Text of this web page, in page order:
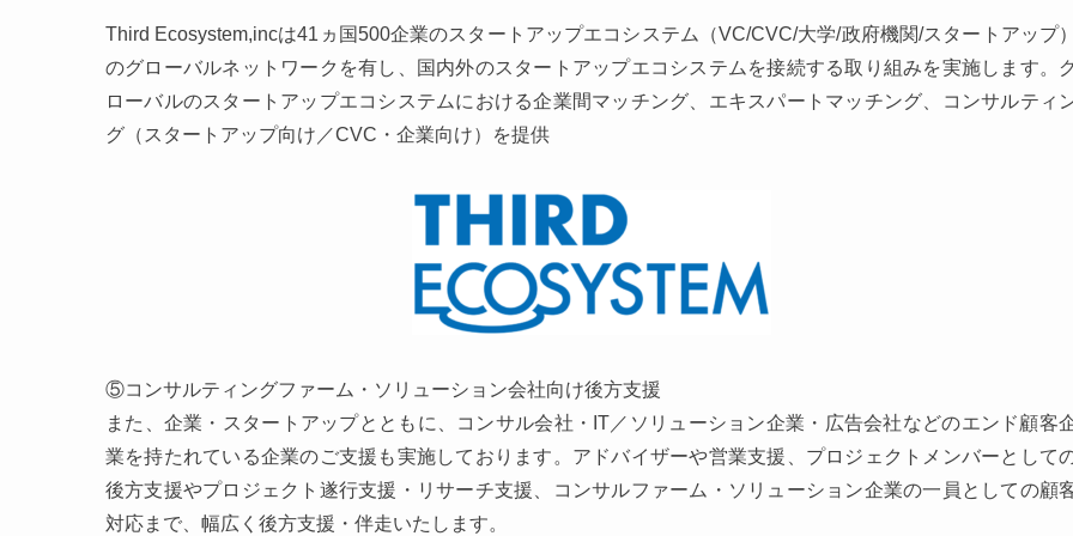
Third Ecosystem,incは41ヵ国500企業のスタートアップエコシステム（VC/CVC/大学/政府機関/スタートアップ）
のグローバルネットワークを有し、国内外のスタートアップエコシステムを接続する取り組みを実施します。
ローバルのスタートアップエコシステムにおける企業間マッチング、エキスパートマッチング、コンサルティ
グ（スタートアップ向け／CVC・企業向け）を提供
⑤コンサルティングファーム・ソリューション会社向け後方支援
また、企業・スタートアップとともに、コンサル会社・IT／ソリューション企業・広告会社などのエンド顧客
業を持たれている企業のご支援も実施しております。アドバイザーや営業支援、プロジェクトメンバーとして
後方支援やプロジェクト遂行支援・リサーチ支援、コンサルファーム・ソリューション企業の一員としての顧
対応まで、幅広く後方支援・伴走いたします。